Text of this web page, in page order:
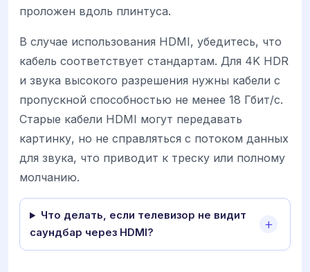
проложен вдоль плинтуса.
В случае использования HDMI, убедитесь, что
кабель соответствует стандартам. Для 4K HDR
и звука высокого разрешения нужны кабели с
пропускной способностью не менее 18 Гбит/с.
Старые кабели HDMI могут передавать
картинку, но не справляться с потоком данных
для звука, что приводит к треску или полному
молчанию.
Что делать, если телевизор не видит
саундбар через HDMI?